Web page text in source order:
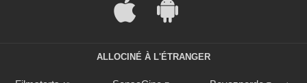
ALLOCINÉ À L'ÉTRANGER